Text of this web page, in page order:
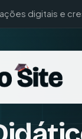
digitais e